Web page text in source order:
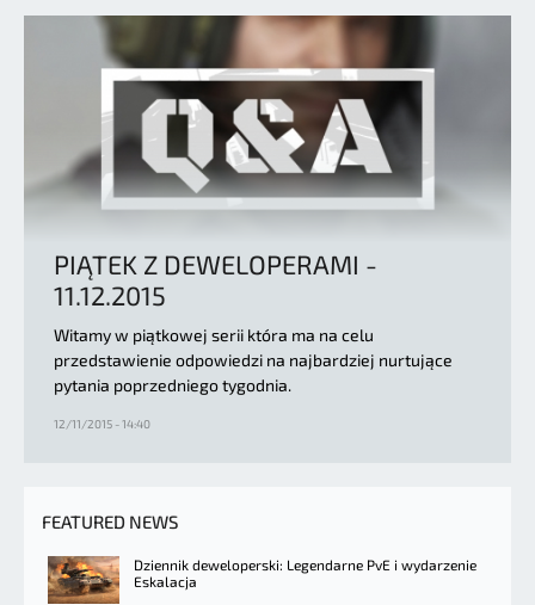
PIĄTEK Z DEWELOPERAMI -
11.12.2015
Witamy w piątkowej serii która ma na celu
przedstawienie odpowiedzi na najbardziej nurtujące
pytania poprzedniego tygodnia.
12/11/2015 - 14:40
FEATURED NEWS
Dziennik deweloperski: Legendarne PvE i wydarzenie
Eskalacja